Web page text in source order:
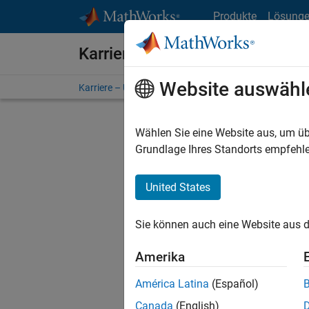
Produkte
Karriere bei MathWorks
Karriere – Übersicht Stellensuche
FILTER:
Stellen
Es
Region
Website
Wählen Sie eine Website aus, um
Grundlage Ihres Standorts
United States
Sie können auch eine Website aus
Amerika
América Latina (Español)
Canada (English)